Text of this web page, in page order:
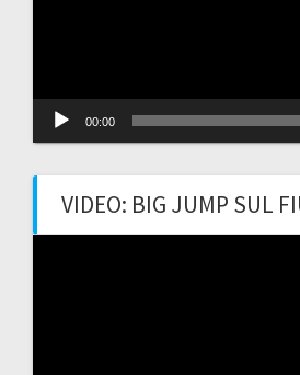
00:00
VIDEO: BIG JUMP SUL